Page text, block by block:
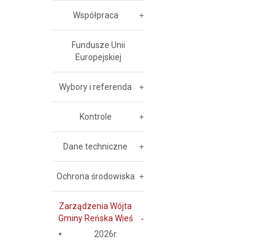
Współpraca
Fundusze Unii
Europejskiej
Wybory i referenda
Kontrole
Dane techniczne
Ochrona środowiska
Zarządzenia Wójta
Gminy Reńska Wieś
2026r.